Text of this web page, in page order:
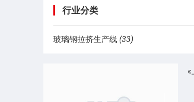
行业分类
玻璃钢拉挤生产线 (33)
«